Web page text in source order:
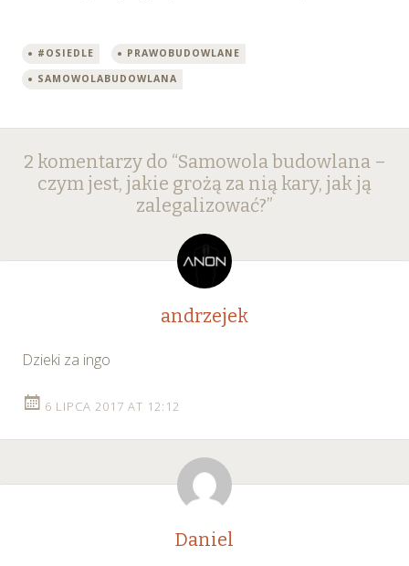
#OSIEDLE
PRAWOBUDOWLANE
SAMOWOLABUDOWLANA
Post
navigation
2 komentarzy do “Samowola budowlana –
czym jest, jakie grożą za nią kary, jak ją
zalegalizować?”
andrzejek
Dzieki za ingo
6 LIPCA 2017 AT 12:12
Daniel